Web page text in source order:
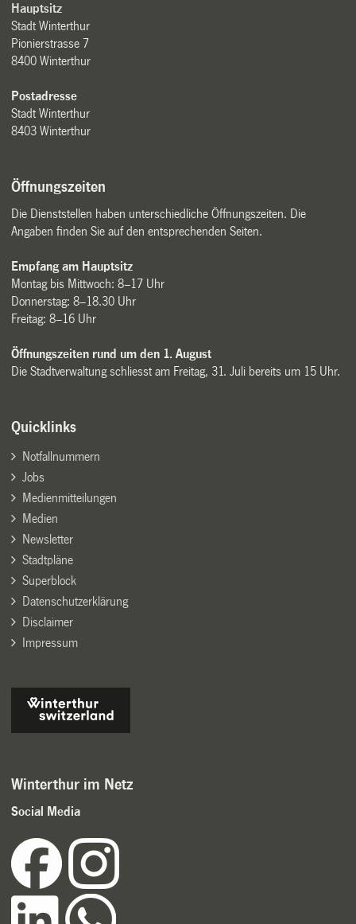
Hauptsitz
Stadt Winterthur
Pionierstrasse 7
8400 Winterthur
Postadresse
Stadt Winterthur
8403 Winterthur
Öffnungszeiten
Die Dienststellen haben unterschiedliche Öffnungszeiten. Die
Angaben finden Sie auf den entsprechenden Seiten.
Empfang am Hauptsitz
Montag bis Mittwoch: 8–17 Uhr
Donnerstag: 8–18.30 Uhr
Freitag: 8–16 Uhr
Öffnungszeiten rund um den 1. August
Die Stadtverwaltung schliesst am Freitag, 31. Juli bereits um 15 Uhr.
Quicklinks
Notfallnummern
Jobs
Medienmitteilungen
Medien
Newsletter
Stadtpläne
Superblock
Datenschutzerklärung
Disclaimer
Impressum
Winterthur im Netz
Social Media